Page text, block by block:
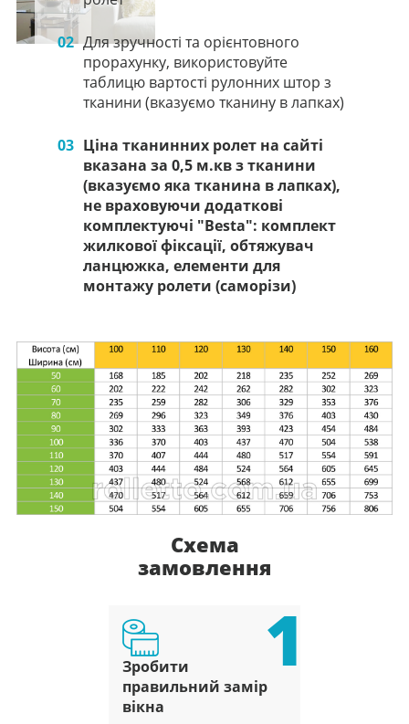
02 Для зручності та орієнтовного
прорахунку, використовуйте
таблицю вартості рулонних штор з
тканини (вказуємо тканину в лапках)
03 Ціна тканинних ролет на сайті
вказана за 0,5 м.кв з тканини
(вказуємо яка тканина в лапках),
не враховуючи додаткові
комплектуючі "Besta": комплект
жилкової фіксації, обтяжувач
ланцюжка, елементи для
монтажу ролети (саморізи)
Схема
замовлення
1
Зробити
правильний замір
вікна